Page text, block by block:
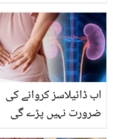
ٹشو پیپر دینے کی
سے بھرپور ویڈیو
اب ڈائیلاسز کروانے کی
ضرورت نہیں پڑے گی